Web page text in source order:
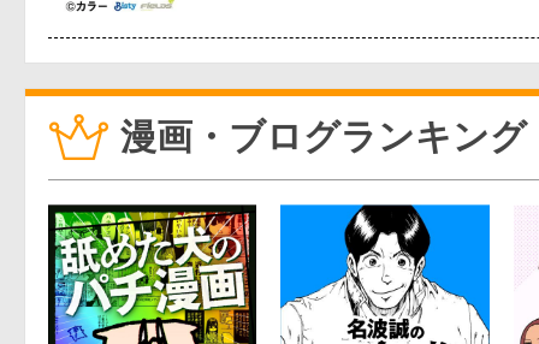
漫画・ブログランキング